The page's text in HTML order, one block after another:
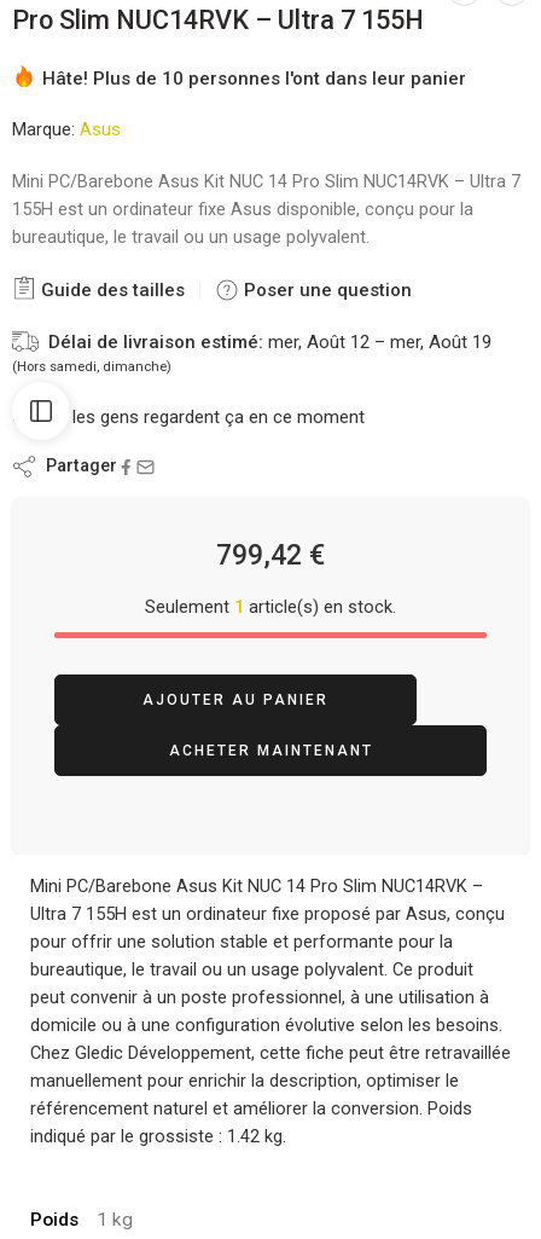
Pro Slim NUC14RVK – Ultra 7 155H
Hâte! Plus de 10 personnes l'ont dans leur panier
Marque: Asus
Mini PC/Barebone Asus Kit NUC 14 Pro Slim NUC14RVK – Ultra 7
155H est un ordinateur fixe Asus disponible, conçu pour la
bureautique, le travail ou un usage polyvalent.
Guide des tailles Poser une question
Délai de livraison estimé: mer, Août 12 – mer, Août 19
(Hors samedi, dimanche)
22 les gens regardent ça en ce moment
Partager
799,42 €
Seulement 1 article(s) en stock.
AJOUTER AU PANIER
ACHETER MAINTENANT
Mini PC/Barebone Asus Kit NUC 14 Pro Slim NUC14RVK –
Ultra 7 155H est un ordinateur fixe proposé par Asus, conçu
pour offrir une solution stable et performante pour la
bureautique, le travail ou un usage polyvalent. Ce produit
peut convenir à un poste professionnel, à une utilisation à
domicile ou à une configuration évolutive selon les besoins.
Chez Gledic Développement, cette fiche peut être retravaillée
manuellement pour enrichir la description, optimiser le
référencement naturel et améliorer la conversion. Poids
indiqué par le grossiste : 1.42 kg.
Poids 1 kg